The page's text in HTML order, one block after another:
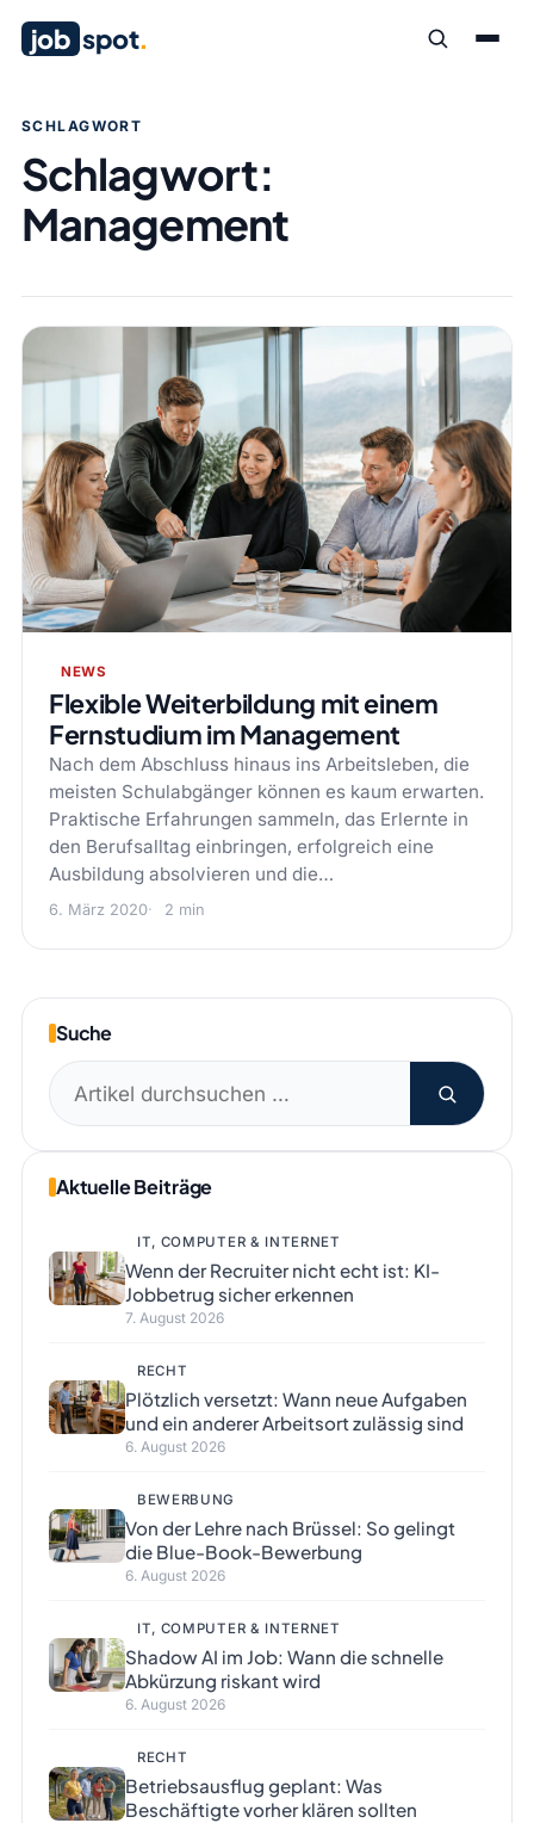
job spot.
SCHLAGWORT
Schlagwort:
Management
NEWS
Flexible Weiterbildung mit einem
Fernstudium im Management
Nach dem Abschluss hinaus ins Arbeitsleben, die
meisten Schulabgänger können es kaum erwarten.
Praktische Erfahrungen sammeln, das Erlernte in
den Berufsalltag einbringen, erfolgreich eine
Ausbildung absolvieren und die…
6. März 2020 2 min
Suche
Suchen
nach:
Aktuelle Beiträge
IT, COMPUTER & INTERNET
Wenn der Recruiter nicht echt ist: KI-
Jobbetrug sicher erkennen
7. August 2026
RECHT
Plötzlich versetzt: Wann neue Aufgaben
und ein anderer Arbeitsort zulässig sind
6. August 2026
BEWERBUNG
Von der Lehre nach Brüssel: So gelingt
die Blue-Book-Bewerbung
6. August 2026
IT, COMPUTER & INTERNET
Shadow AI im Job: Wann die schnelle
Abkürzung riskant wird
6. August 2026
RECHT
Betriebsausflug geplant: Was
Beschäftigte vorher klären sollten